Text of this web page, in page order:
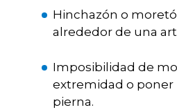
Hinchazón o
alrededor de una
Imposibilidad de
extremidad o poner
pierna.